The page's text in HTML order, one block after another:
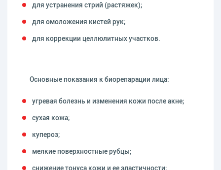
для устранения стрий (растяжек);
для омоложения кистей рук;
для коррекции целлюлитных участков.
Основные показания к биорепарации лица:
угревая болезнь и изменения кожи после акне;
сухая кожа;
купероз;
мелкие поверхностные рубцы;